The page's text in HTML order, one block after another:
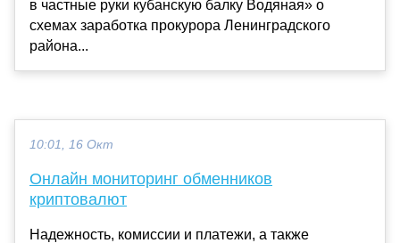
в частные руки кубанскую балку Водяная» о
схемах заработка прокурора Ленинградского
района...
10:01, 16 Окт
Онлайн мониторинг обменников
криптовалют
Надежность, комиссии и платежи, а также